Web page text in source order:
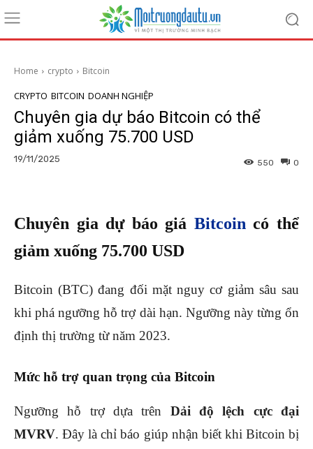
Home crypto Bitcoin
CRYPTO BITCOIN DOANH NGHIỆP
Chuyên gia dự báo Bitcoin có thể
giảm xuống 75.700 USD
19/11/2025 0
550
Chuyên gia dự báo giá Bitcoin có thể
giảm xuống 75.700 USD
Bitcoin (BTC) đang đối mặt nguy cơ giảm sâu sau
khi phá ngưỡng hỗ trợ dài hạn. Ngưỡng này từng ổn
định thị trường từ năm 2023.
Mức hỗ trợ quan trọng của Bitcoin
Ngưỡng hỗ trợ dựa trên Dải độ lệch cực đại
MVRV. Đây là chỉ báo giúp nhận biết khi Bitcoin bị